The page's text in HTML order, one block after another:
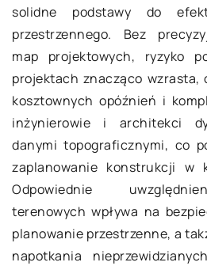
solidne podstawy do
przestrzennego. Bez
map projektowych, ryzyko
projektach znacząco wzrasta,
kosztownych opóźnień i
inżynierowie i architekci
danymi topograficznymi, co
zaplanowanie konstrukcji w
Odpowiednie
terenowych wpływa na
planowanie przestrzenne, a
napotkania